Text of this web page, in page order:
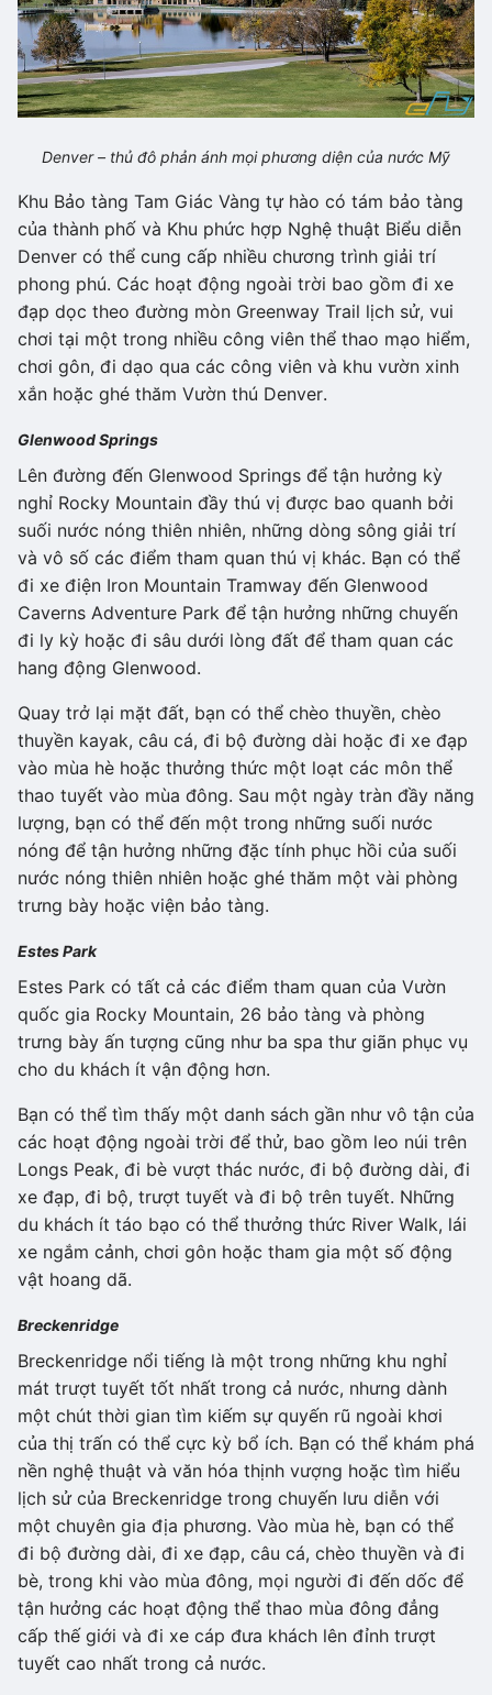
Denver – thủ đô phản ánh mọi phương diện của nước Mỹ
Khu Bảo tàng Tam Giác Vàng tự hào có tám bảo tàng
của thành phố và Khu phức hợp Nghệ thuật Biểu diễn
Denver có thể cung cấp nhiều chương trình giải trí
phong phú. Các hoạt động ngoài trời bao gồm đi xe
đạp dọc theo đường mòn Greenway Trail lịch sử, vui
chơi tại một trong nhiều công viên thể thao mạo hiểm,
chơi gôn, đi dạo qua các công viên và khu vườn xinh
xắn hoặc ghé thăm Vườn thú Denver.
Glenwood Springs
Lên đường đến Glenwood Springs để tận hưởng kỳ
nghỉ Rocky Mountain đầy thú vị được bao quanh bởi
suối nước nóng thiên nhiên, những dòng sông giải trí
và vô số các điểm tham quan thú vị khác. Bạn có thể
đi xe điện Iron Mountain Tramway đến Glenwood
Caverns Adventure Park để tận hưởng những chuyến
đi ly kỳ hoặc đi sâu dưới lòng đất để tham quan các
hang động Glenwood.
Quay trở lại mặt đất, bạn có thể chèo thuyền, chèo
thuyền kayak, câu cá, đi bộ đường dài hoặc đi xe đạp
vào mùa hè hoặc thưởng thức một loạt các môn thể
thao tuyết vào mùa đông. Sau một ngày tràn đầy năng
lượng, bạn có thể đến một trong những suối nước
nóng để tận hưởng những đặc tính phục hồi của suối
nước nóng thiên nhiên hoặc ghé thăm một vài phòng
trưng bày hoặc viện bảo tàng.
Estes Park
Estes Park có tất cả các điểm tham quan của Vườn
quốc gia Rocky Mountain, 26 bảo tàng và phòng
trưng bày ấn tượng cũng như ba spa thư giãn phục vụ
cho du khách ít vận động hơn.
Bạn có thể tìm thấy một danh sách gần như vô tận của
các hoạt động ngoài trời để thử, bao gồm leo núi trên
Longs Peak, đi bè vượt thác nước, đi bộ đường dài, đi
xe đạp, đi bộ, trượt tuyết và đi bộ trên tuyết. Những
du khách ít táo bạo có thể thưởng thức River Walk, lái
xe ngắm cảnh, chơi gôn hoặc tham gia một số động
vật hoang dã.
Breckenridge
Breckenridge nổi tiếng là một trong những khu nghỉ
mát trượt tuyết tốt nhất trong cả nước, nhưng dành
một chút thời gian tìm kiếm sự quyến rũ ngoài khơi
của thị trấn có thể cực kỳ bổ ích. Bạn có thể khám phá
nền nghệ thuật và văn hóa thịnh vượng hoặc tìm hiểu
lịch sử của Breckenridge trong chuyến lưu diễn với
một chuyên gia địa phương. Vào mùa hè, bạn có thể
đi bộ đường dài, đi xe đạp, câu cá, chèo thuyền và đi
bè, trong khi vào mùa đông, mọi người đi đến dốc để
tận hưởng các hoạt động thể thao mùa đông đẳng
cấp thế giới và đi xe cáp đưa khách lên đỉnh trượt
tuyết cao nhất trong cả nước.